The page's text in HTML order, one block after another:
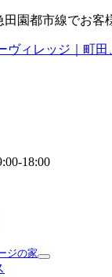
園都市線でお
18:00
ジの家